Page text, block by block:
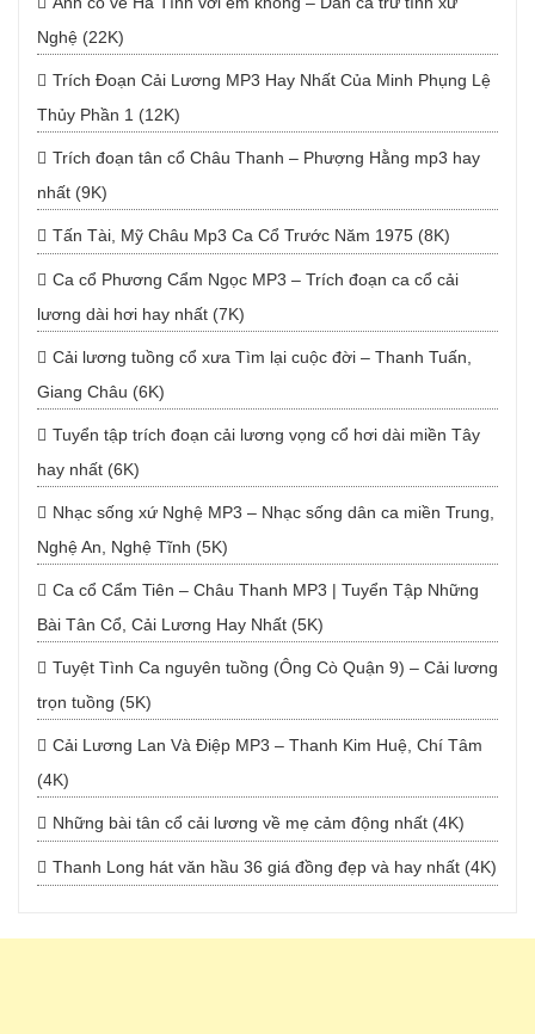
Nghệ (22K)
Trích Đoạn Cải Lương MP3 Hay Nhất Của Minh Phụng Lệ
Thủy Phần 1 (12K)
Trích đoạn tân cổ Châu Thanh – Phượng Hằng mp3 hay
nhất (9K)
Tấn Tài, Mỹ Châu Mp3 Ca Cổ Trước Năm 1975 (8K)
Ca cổ Phương Cẩm Ngọc MP3 – Trích đoạn ca cổ cải
lương dài hơi hay nhất (7K)
Cải lương tuồng cổ xưa Tìm lại cuộc đời – Thanh Tuấn,
Giang Châu (6K)
Tuyển tập trích đoạn cải lương vọng cổ hơi dài miền Tây
hay nhất (6K)
Nhạc sống xứ Nghệ MP3 – Nhạc sống dân ca miền Trung,
Nghệ An, Nghệ Tĩnh (5K)
Ca cổ Cẩm Tiên – Châu Thanh MP3 | Tuyển Tập Những
Bài Tân Cổ, Cải Lương Hay Nhất (5K)
Tuyệt Tình Ca nguyên tuồng (Ông Cò Quận 9) – Cải lương
trọn tuồng (5K)
Cải Lương Lan Và Điệp MP3 – Thanh Kim Huệ, Chí Tâm
(4K)
Những bài tân cổ cải lương về mẹ cảm động nhất (4K)
Thanh Long hát văn hầu 36 giá đồng đẹp và hay nhất (4K)